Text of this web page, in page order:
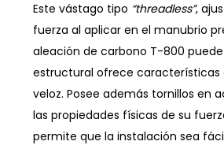
Este vástago tipo “threadless”,
fuerza al aplicar en el manubrio
aleación de carbono T-800
estructural ofrece características
veloz. Posee además tornillos en
las propiedades físicas de su
permite que la instalación sea